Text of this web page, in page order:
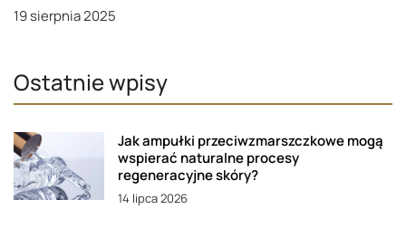
19 sierpnia 2025
Ostatnie wpisy
Jak ampułki przeciwzmarszczkowe mogą
wspierać naturalne procesy
regeneracyjne skóry?
14 lipca 2026